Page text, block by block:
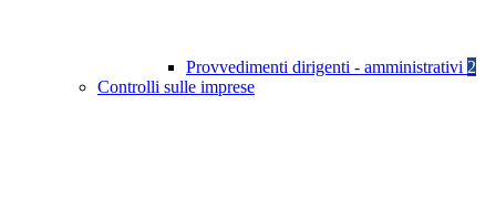
Provvedimenti dirigenti - amministrativi 2
Controlli sulle imprese